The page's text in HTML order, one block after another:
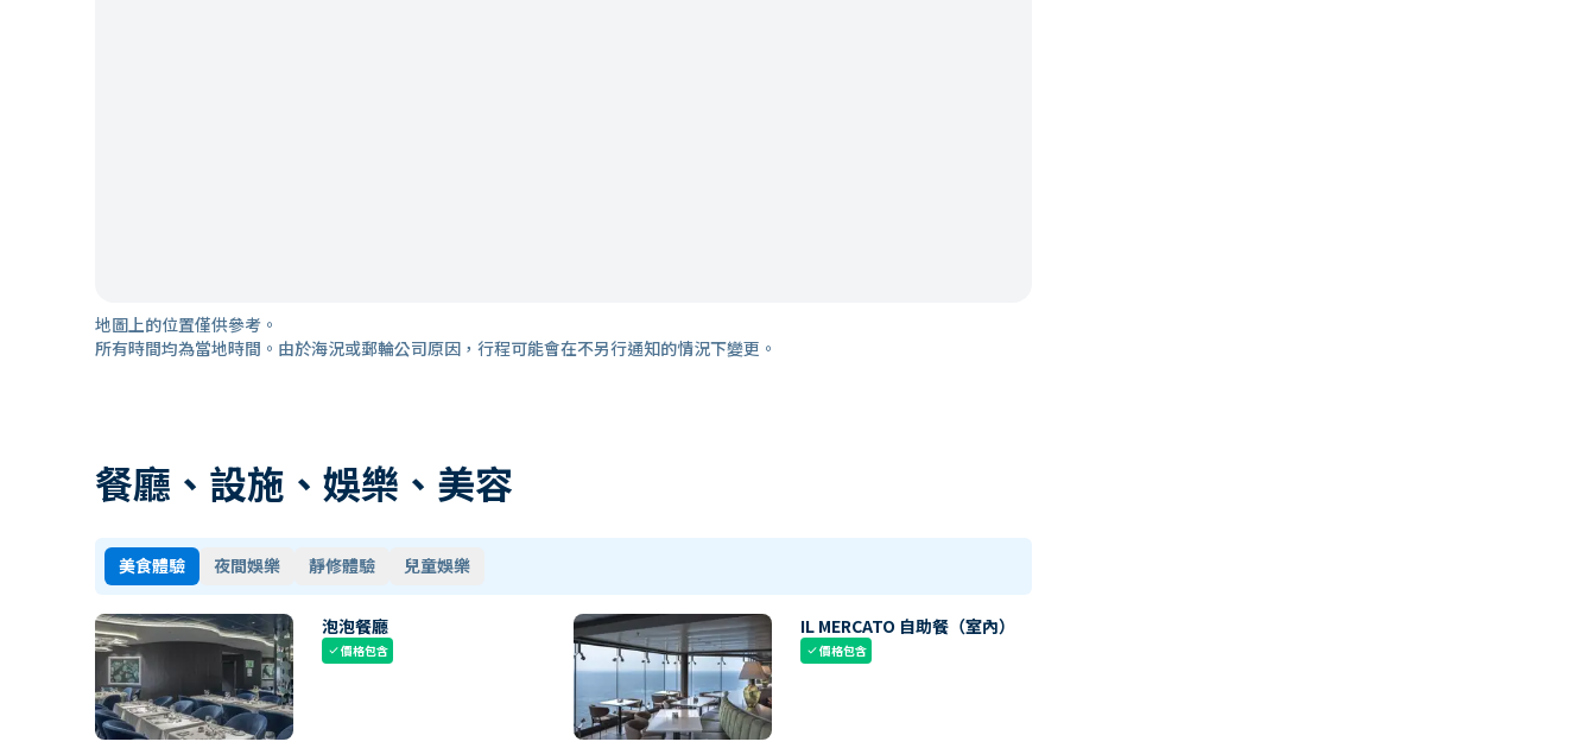
地圖上的位置僅供參考。
所有時間均為當地時間。由於海況或郵輪公司原因，行程可能會在不另行通知的情況下變更。
餐廳、設施、娛樂、美容
美食體驗 夜間娛樂 靜修體驗 兒童娛樂
泡泡餐廳
check價格包含
IL MERCATO 自助餐（室內）
check價格包含